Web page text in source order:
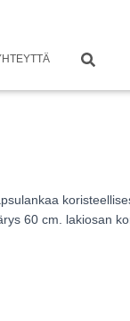
60 cm. lakiosan